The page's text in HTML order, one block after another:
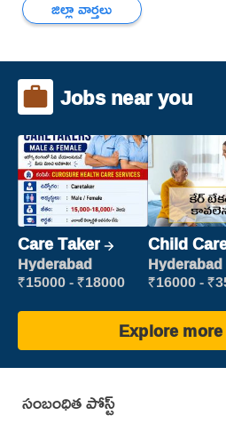
జిల్లా వార్తలు
Jobs near you
Care Taker
Hyderabad
₹15000 - ₹18000
Child
Patient care
Hyderabad
₹16000 -
Explore
సంబంధిత పోస్ట్